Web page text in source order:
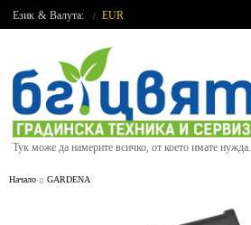
Език & Валута: / EUR
Тук може да намерите всичко, от което имате нужда.
Начало GARDENA